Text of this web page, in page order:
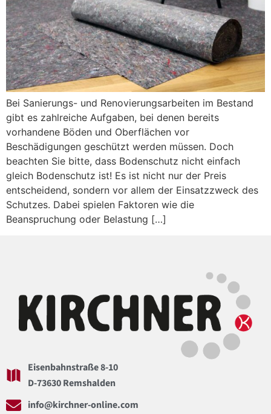
Bei Sanierungs- und Renovierungsarbeiten im Bestand
gibt es zahlreiche Aufgaben, bei denen bereits
vorhandene Böden und Oberflächen vor
Beschädigungen geschützt werden müssen. Doch
beachten Sie bitte, dass Bodenschutz nicht einfach
gleich Bodenschutz ist! Es ist nicht nur der Preis
entscheidend, sondern vor allem der Einsatzzweck des
Schutzes. Dabei spielen Faktoren wie die
Beanspruchung oder Belastung […]
Eisenbahnstraße 8-10
D-73630 Remshalden
info@kirchner-online.com